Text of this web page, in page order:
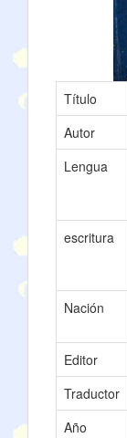
Título
Autor
Lengua
escritura
Nación
Editor
Traductor
Año